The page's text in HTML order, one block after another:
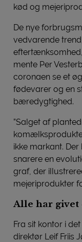
kød og
De nye
vedvarende
mente Per
coronaen se et
fødevarer og en
bæredygtighed.
”Salget af
ikke markant.
snarere en
graf, der
mejeriprodukter
Alle har givet
Fra sit kontor i
direktør Leif Friis